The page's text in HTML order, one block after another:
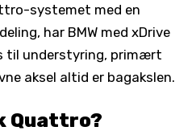
systemet med en
har BMW med xDrive
til understyring, primært
aksel altid er bagakslen.
Quattro?